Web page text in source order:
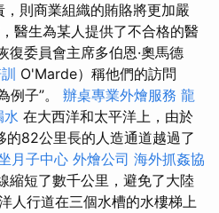
則商業組織的賄賂將更加嚴
醫生為某人提供了不合格的醫
復委員會主席多伯恩·奧馬德
O'Marde）稱他們的訪問
例子”。 辦桌專業外燴服務 龍
水 在大西洋和太平洋上，由於
的82公里長的人造通道越過了
月子中心 外燴公司 海外抓姦協
縮短了數千公里，避免了大陸
人行道在三個水槽的水樓梯上